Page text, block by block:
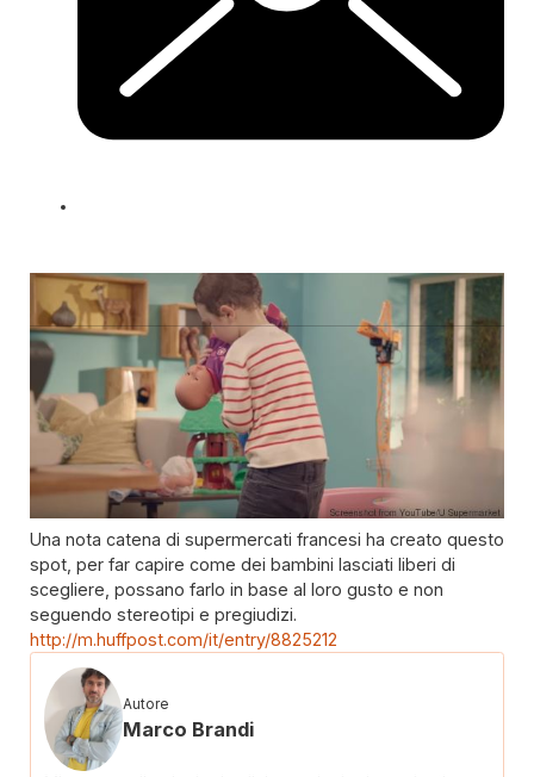
Una nota catena di supermercati francesi ha creato questo
spot, per far capire come dei bambini lasciati liberi di
scegliere, possano farlo in base al loro gusto e non
seguendo stereotipi e pregiudizi.
http://m.huffpost.com/it/entry/8825212
Autore
Marco Brandi